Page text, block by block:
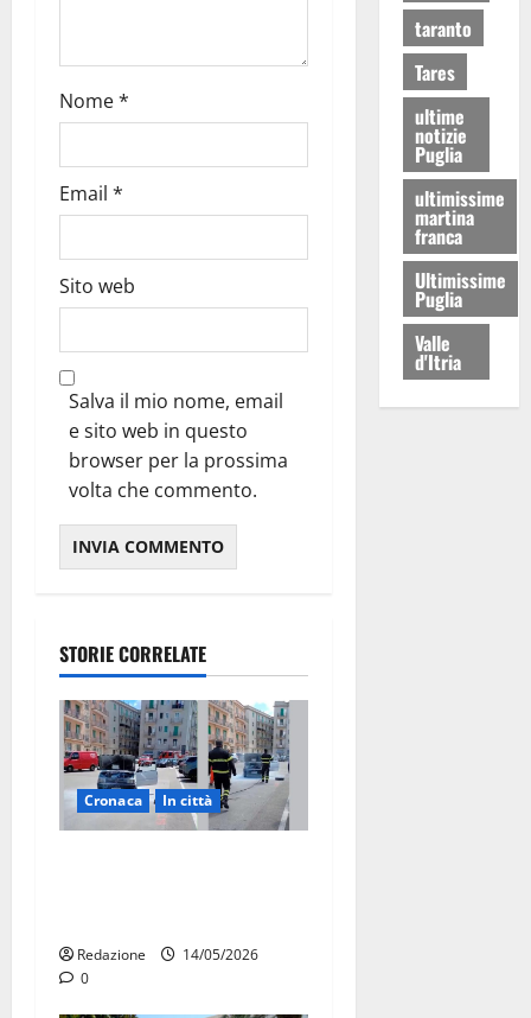
Nome*
Email *
Sito web
Salva il mio nome, email
e sito web in questo
browser per la prossima
volta che commento.
STORIE CORRELATE
Cronaca In città
Redazione
14/05/2026
0
taranto
Tares
ultime
notizie
Puglia
ultimissime
martina
franca
Ultimissime
Puglia
Valle
d'Itria